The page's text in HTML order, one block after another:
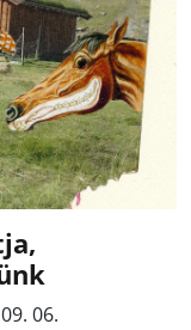
06.